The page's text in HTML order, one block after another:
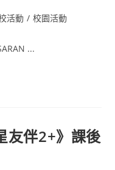
活動 / 校園活動
...
友伴2+》課後